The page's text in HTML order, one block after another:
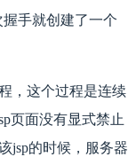
手就创建了一个
，这个过程是连续
页面没有显式禁止
jsp的时候，服务器